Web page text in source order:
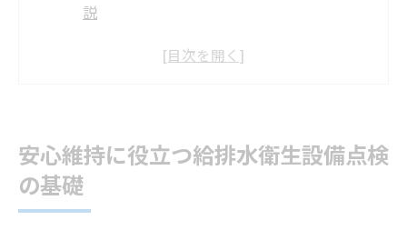
説
日常管理に欠かせない給排水衛生設備点検
の役割
給排水衛生設備点検が建物全体に与える影
安心維持に役立つ給排水衛生設備点検
の基礎